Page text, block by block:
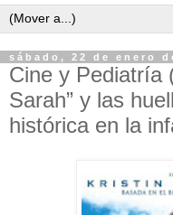
sábado, 22 de enero
Cine y Pediatría
Sarah” y las
histórica en la